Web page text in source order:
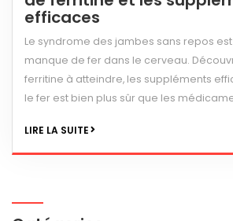
efficaces
Le syndrome des jambes sans repos
manque de fer dans le cerveau.
ferritine à atteindre, les suppléments
le fer est bien plus sûr que les
LIRE LA SUITE